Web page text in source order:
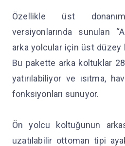
Özellikle üst
versiyonlarında sunulan
arka yolcular için üst düzey
Bu pakette arka koltuklar
yatırılabiliyor ve ısıtma,
fonksiyonları sunuyor.
Ön yolcu koltuğunun
uzatılabilir ottoman tipi